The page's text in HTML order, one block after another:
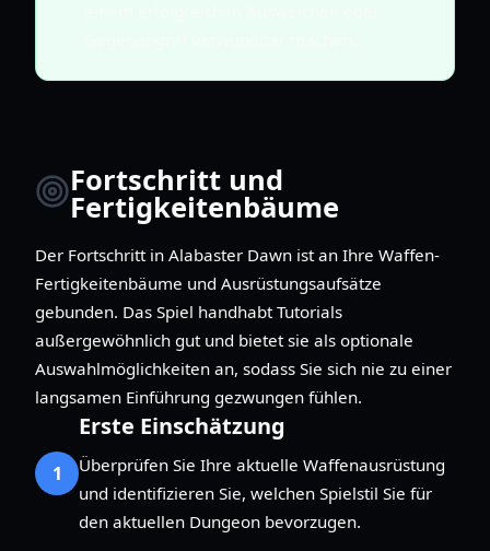
Fortschritt und
Fertigkeitenbäume
Der Fortschritt in Alabaster Dawn ist an Ihre Waffen-
Fertigkeitenbäume und Ausrüstungsaufsätze
gebunden. Das Spiel handhabt Tutorials
außergewöhnlich gut und bietet sie als optionale
Auswahlmöglichkeiten an, sodass Sie sich nie zu einer
langsamen Einführung gezwungen fühlen.
1
Erste Einschätzung
Überprüfen Sie Ihre aktuelle Waffenausrüstung
und identifizieren Sie, welchen Spielstil Sie für
den aktuellen Dungeon bevorzugen.